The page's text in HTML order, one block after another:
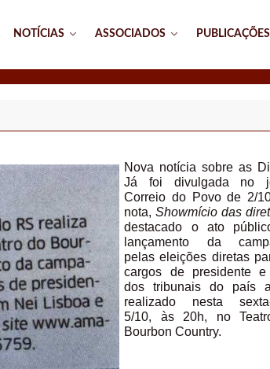
NOTÍCIAS ASSOCIADOS PUBLICAÇÕES
Nova notícia sobre as
Já foi divulgada no
Correio do Povo de 2/
nota,Showmício das
destacado o ato
lançamento da
pelas eleições diretas
cargos de presidente
dos tribunais do país
realizado nesta
5/10, às 20h, no
Bourbon Country.